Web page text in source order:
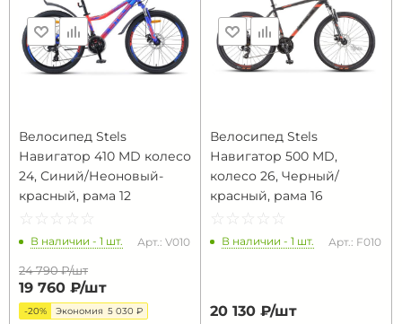
Велосипед Stels
Навигатор 410 MD колесо
24, Синий/Неоновый-
красный, рама 12
☆ ☆ ☆ ☆ ☆
★ ★ ★ ★ ★
В наличии - 1 шт. Арт.: V010
24 790 ₽/шт
19 760 ₽/шт
-20% Экономия 5 030 ₽
Велосипед Stels
Навигатор 500 MD,
колесо 26, Черный/
красный, рама 16
☆ ☆ ☆ ☆ ☆
★ ★ ★ ★ ★
В наличии - 1 шт. Арт.: F010
20 130 ₽/шт